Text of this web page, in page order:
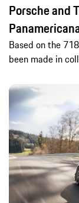
Porsche and
Based on the
been made in